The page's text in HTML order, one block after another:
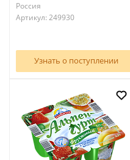
Россия
Артикул: 249930
Узнать о поступлении